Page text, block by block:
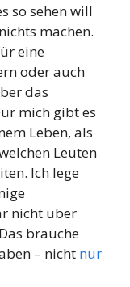
so sehen will
machen.
eine
oder auch
das
mich gibt es
Leben, als
Leuten
Ich lege
nicht über
brauche
– nicht nur